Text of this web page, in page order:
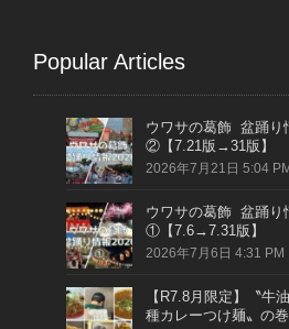
Popular Articles
ウワサの葛飾 盆踊り
②【7.21版→31版】
2026年7月21日 5:04 PM
ウワサの葛飾 盆踊り
①【7.6→7.31版】
2026年7月6日 4:31 PM
【R7.8月限定】〝牛
種カレーつけ麺〟の巻